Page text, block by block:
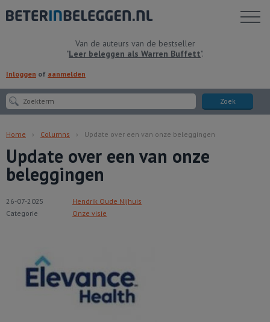
Van de auteurs van de bestseller
"Leer beleggen als Warren Buffett".
Inloggen of aanmelden
Zoek
Toon
Home Columns Update over een van onze beleggingen
Update over een van onze
beleggingen
26-07-2025
Hendrik Oude Nijhuis
Categorie
Onze visie